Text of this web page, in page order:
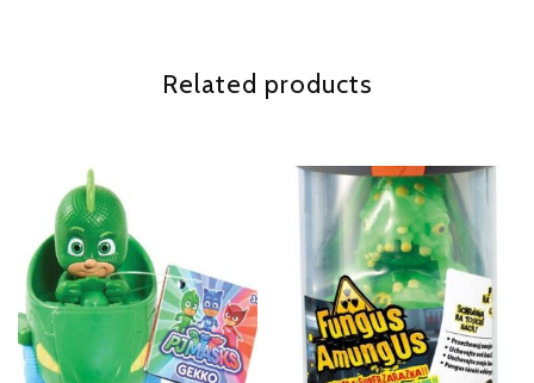
Related products